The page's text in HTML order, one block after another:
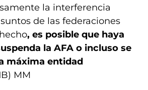
la interferencia
de las federaciones
, es posible que haya
la AFA o incluso se
máxima entidad
MM